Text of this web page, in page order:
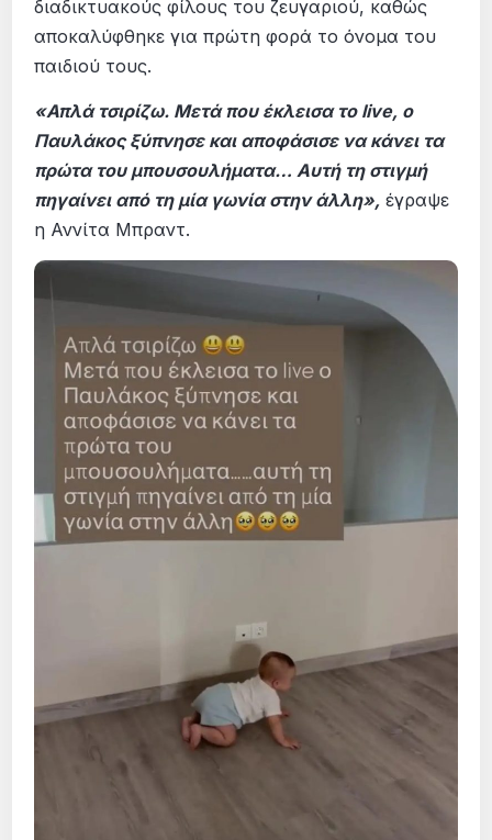
διαδικτυακούς φίλους του ζευγαριού, καθώς
αποκαλύφθηκε για πρώτη φορά το όνομα του
παιδιού τους.
«Απλά τσιρίζω. Μετά που έκλεισα το live, ο
Παυλάκος ξύπνησε και αποφάσισε να κάνει τα
πρώτα του μπουσουλήματα… Αυτή τη στιγμή
πηγαίνει από τη μία γωνία στην άλλη», έγραψε
η Αννίτα Μπραντ.